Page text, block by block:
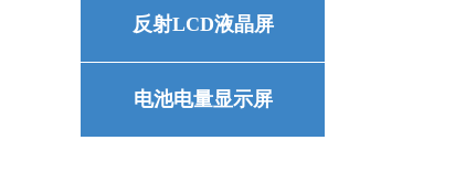
反射LCD液晶屏
电池电量显示屏